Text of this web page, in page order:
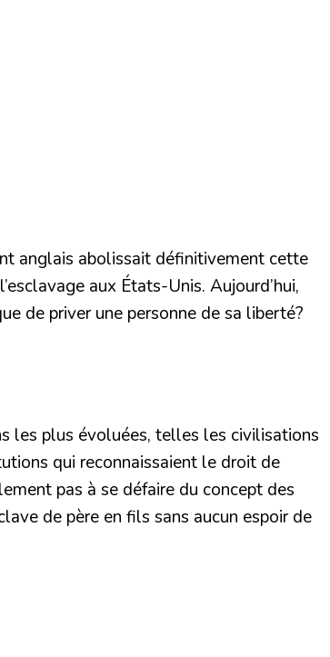
anglais abolissait définitivement cette
aux États-Unis. Aujourd’hui,
de priver une personne de sa liberté?
les plus évoluées, telles les civilisations
qui reconnaissaient le droit de
pas à se défaire du concept des
de père en fils sans aucun espoir de